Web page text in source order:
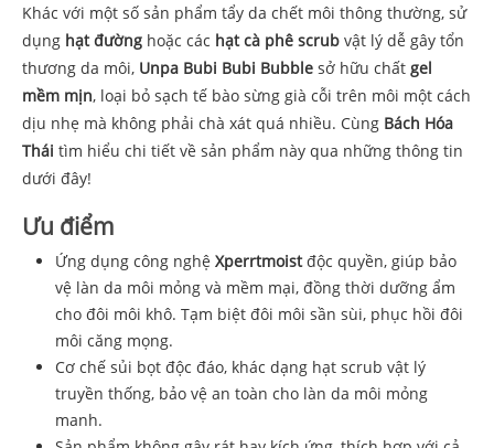
Khác với một số sản phẩm tẩy da chết môi thông thường, sử
dụng hạt đường hoặc các hạt cà phê scrub vật lý dễ gây tổn
thương da môi, Unpa Bubi Bubi Bubble sở hữu chất gel
mềm mịn, loại bỏ sạch tế bào sừng già cỗi trên môi một cách
dịu nhẹ mà không phải chà xát quá nhiều. Cùng Bách Hóa
Thái tìm hiểu chi tiết về sản phẩm này qua những thông tin
dưới đây!
Ưu điểm
Ứng dụng công nghệ Xperrtmoistđộc quyền, giúp bảo
vệ làn da môi mỏng và mềm mại, đồng thời dưỡng ẩm
cho đôi môi khô. Tạm biệt đôi môi sần sùi, phục hồi đôi
môi căng mọng.
Cơ chế sủi bọt độc đáo, khác dạng hạt scrub vật lý
truyền thống, bảo vệ an toàn cho làn da môi mỏng
manh.